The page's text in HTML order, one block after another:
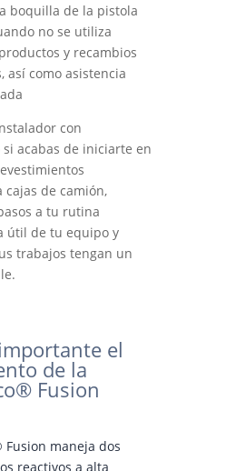
boquilla de la pistola
no se utiliza
y recambios
así como asistencia
con
acabas de iniciarte en
de camión,
a tu rutina
útil de tu equipo y
trabajos tengan un
el
de la
Fusion
maneja dos
reactivos a alta